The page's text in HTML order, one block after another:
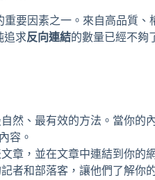
重要因素之一。來自高品質、
追求反向連結的數量已經不夠
自然、最有效的方法。當你的
容。
章，並在文章中連結到你的
者和部落客，讓他們了解你